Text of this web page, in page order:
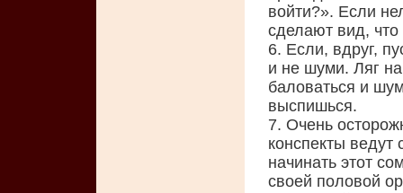
войти?». Если
сделают вид, что
6. Если, вдруг,
и не шуми. Ляг на
баловаться и
выспишься.
7. Очень
конспекты ведут
начинать этот
своей половой